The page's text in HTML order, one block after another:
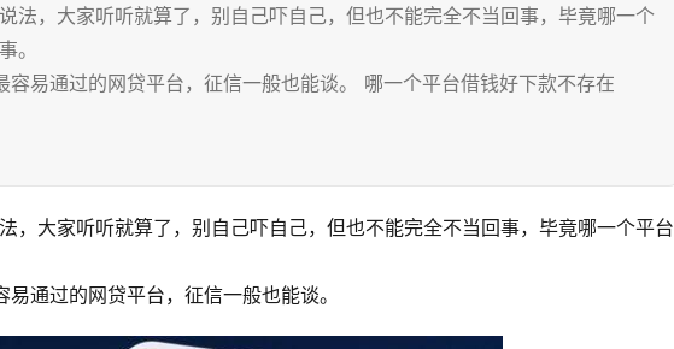
法，大家听听就算了，别自己吓自己，但也不能完全不当回事，毕竟哪一个
。
易通过的网贷平台，征信一般也能谈。 哪一个平台借钱好下款不存在
，大家听听就算了，别自己吓自己，但也不能完全不当回事，毕竟哪一个平台
通过的网贷平台，征信一般也能谈。